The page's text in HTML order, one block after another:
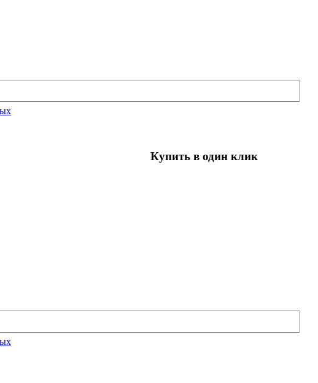
Купить в один клик